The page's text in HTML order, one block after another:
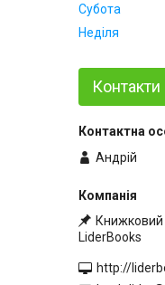
Субота
Неділя
Контакти
Андрій
Книжковий
LiderBooks
http://